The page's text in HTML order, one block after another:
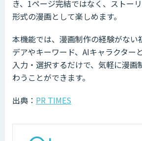
き、1ページ完結ではなく、ストー
形式の漫画として楽しめます。
本機能では、漫画制作の経験がない
デアやキーワード、AIキャラクター
入力・選択するだけで、気軽に漫画
わうことができます。
出典： PR TIMES